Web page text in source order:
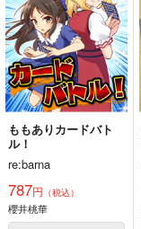
ももありカードバト
ル！
re:barna
787円 （税込）
櫻井桃華